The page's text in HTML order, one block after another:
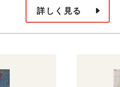
詳しく見る